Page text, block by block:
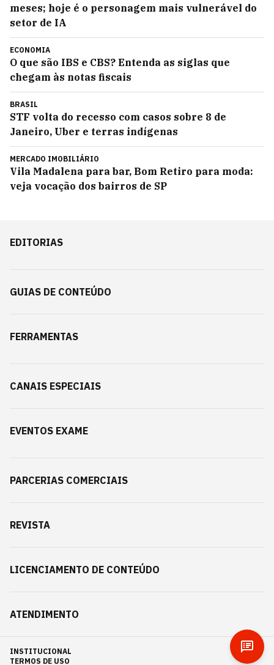
meses; hoje é o personagem mais vulnerável do
setor de IA
ECONOMIA
O que são IBS e CBS? Entenda as siglas que
chegam às notas fiscais
BRASIL
STF volta do recesso com casos sobre 8 de
Janeiro, Uber e terras indígenas
MERCADO IMOBILIÁRIO
Vila Madalena para bar, Bom Retiro para moda:
veja vocação dos bairros de SP
EDITORIAS
GUIAS DE CONTEÚDO
FERRAMENTAS
CANAIS ESPECIAIS
EVENTOS EXAME
PARCERIAS COMERCIAIS
REVISTA
LICENCIAMENTO DE CONTEÚDO
ATENDIMENTO
INSTITUCIONAL
TERMOS DE USO